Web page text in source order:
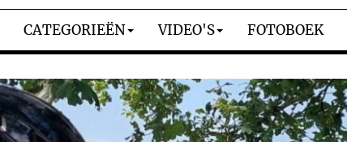
CATEGORIEËN VIDEO'S FOTOBOEK